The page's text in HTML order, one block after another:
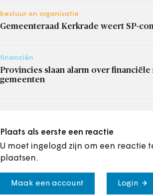
bestuur en organisatie
Gemeenteraad Kerkrade weert SP-
financiën
Provincies slaan alarm over financiële
gemeenten
Plaats als eerste een reactie
U moet ingelogd zijn om een reactie
plaatsen.
Maak een account Login